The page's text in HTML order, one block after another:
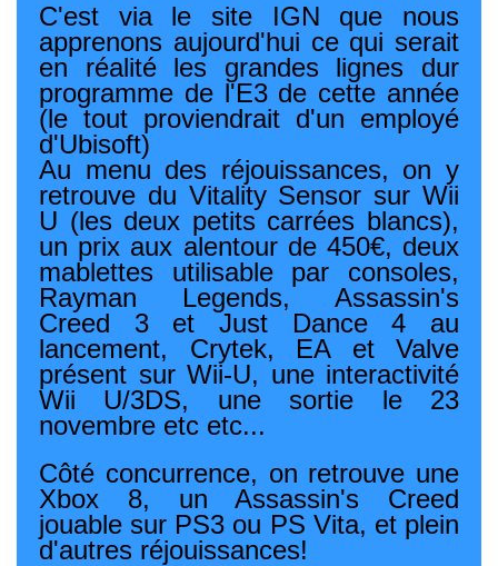
C'est via le site IGN que nous
apprenons aujourd'hui ce qui serait
en réalité les grandes lignes dur
programme de l'E3 de cette année
(le tout proviendrait d'un employé
d'Ubisoft)
Au menu des réjouissances, on y
retrouve du Vitality Sensor sur Wii
U (les deux petits carrées blancs),
un prix aux alentour de 450€, deux
mablettes utilisable par consoles,
Rayman Legends, Assassin's
Creed 3 et Just Dance 4 au
lancement, Crytek, EA et Valve
présent sur Wii-U, une interactivité
Wii U/3DS, une sortie le 23
novembre etc etc...
Côté concurrence, on retrouve une
Xbox 8, un Assassin's Creed
jouable sur PS3 ou PS Vita, et plein
d'autres réjouissances!